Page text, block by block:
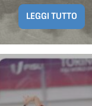
LEGGI TUTTO